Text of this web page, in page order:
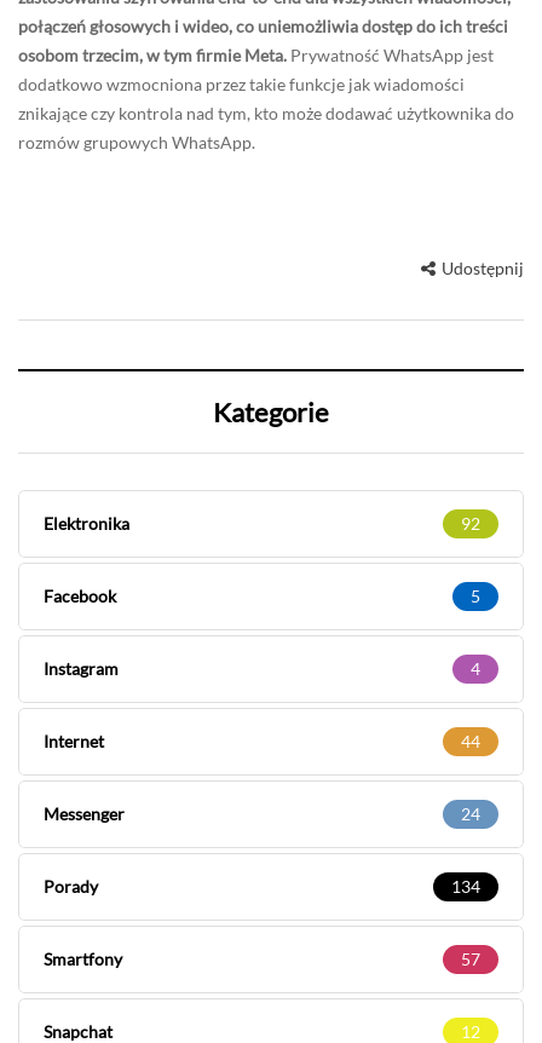
połączeń głosowych i wideo, co uniemożliwia dostęp do ich treści
osobom trzecim, w tym firmie Meta. Prywatność WhatsApp jest
dodatkowo wzmocniona przez takie funkcje jak wiadomości
znikające czy kontrola nad tym, kto może dodawać użytkownika do
rozmów grupowych WhatsApp.
Udostępnij
Kategorie
Elektronika 92
Facebook 5
Instagram 4
Internet 44
Messenger 24
Porady 134
Smartfony 57
Snapchat 12